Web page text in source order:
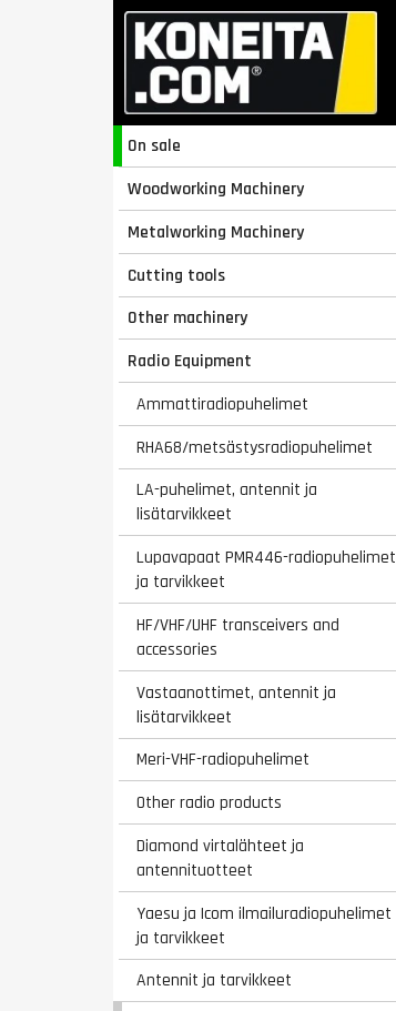
On sale
Woodworking Machinery
Metalworking Machinery
Cutting tools
Other machinery
Radio Equipment
Ammattiradiopuhelimet
RHA68/metsästysradiopuhelimet
LA-puhelimet, antennit ja
lisätarvikkeet
Lupavapaat PMR446-radiopuhelimet
ja tarvikkeet
HF/VHF/UHF transceivers and
accessories
Vastaanottimet, antennit ja
lisätarvikkeet
Meri-VHF-radiopuhelimet
Other radio products
Diamond virtalähteet ja
antennituotteet
Yaesu ja Icom ilmailuradiopuhelimet
ja tarvikkeet
Antennit ja tarvikkeet